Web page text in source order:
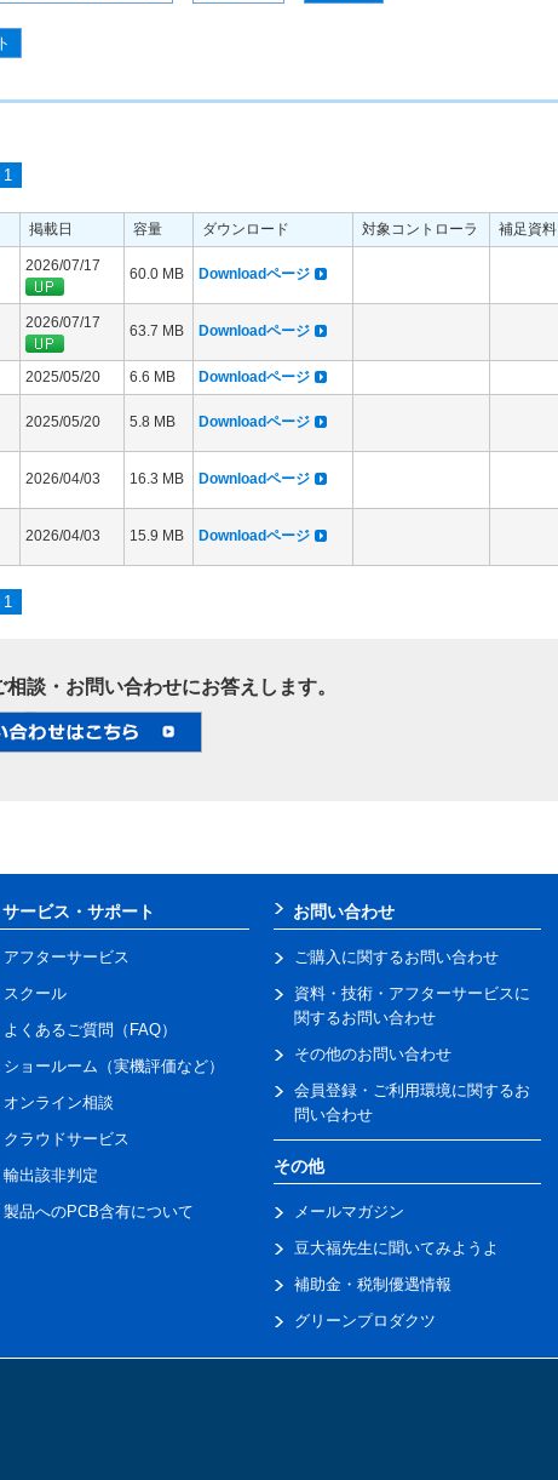
1
掲載日 容量 ダウンロード 対象コントローラ
補足資料
2026/07/17 60.0 MB Downloadページ
2026/07/17 63.7 MB Downloadページ
2025/05/20 6.6 MB
Downloadページ
2025/05/20 5.8 MB Downloadページ
2026/04/03 16.3 MB Downloadページ
2026/04/03 15.9 MB Downloadページ
1
談・お問い合わせにお答えします。
サービス・サポート
アフターサービス
スクール
よくあるご質問（FAQ）
ショールーム（実機評価など）
オンライン相談
クラウドサービス
輸出該非判定
製品へのPCB含有について
お問い合わせ
ご購入に関するお問い合わせ
資料・技術・アフターサービスに
関するお問い合わせ
その他のお問い合わせ
会員登録・ご利用環境に関するお
問い合わせ
その他
メールマガジン
豆大福先生に聞いてみようよ
補助金・税制優遇情報
グリーンプロダクツ